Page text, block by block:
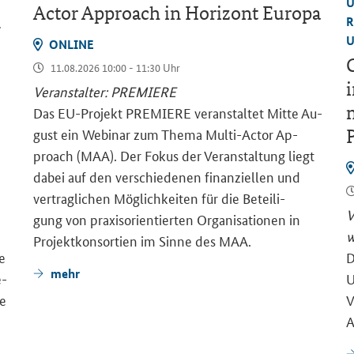
Actor Approachin Ho­ri­zont Eu­ro­pa
ON­LINE
11.08.2026 10:00 - 11:30 Uhr
Ver­an­stal­ter: PRE­MIE­RE
Das EU-​Projekt PRE­MIE­RE ver­an­stal­tet Mitte Au­
gust ein We­bi­nar zum Thema Multi-​Actor Ap­
proach (MAA). Der Fokus der Ver­an­stal­tung liegt
dabei auf den ver­schie­de­nen fi­nan­zi­el­len und
ver­trag­li­chen Mög­lich­kei­ten für die Be­tei­li­
gung von pra­xis­ori­en­tier­ten Or­ga­ni­sa­tio­nen in
Pro­jekt­kon­sor­ti­en im Sinne des MAA.
mehr